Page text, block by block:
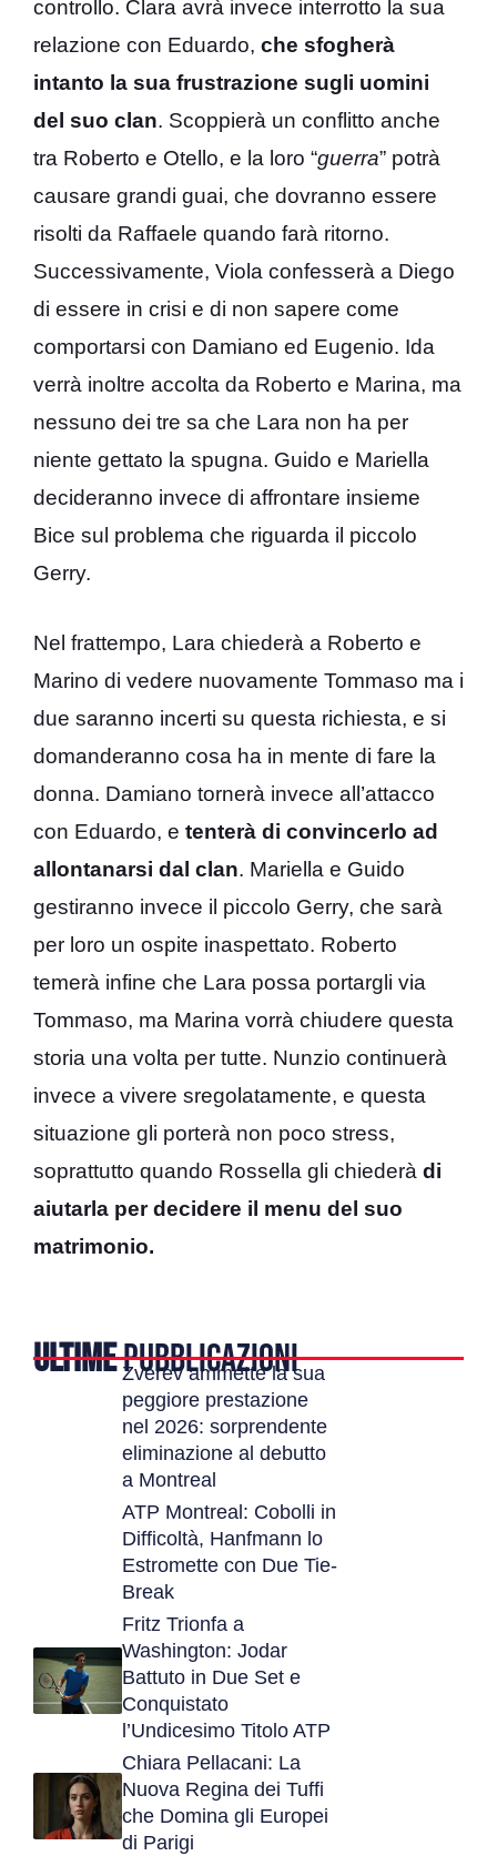
controllo. Clara avrà invece interrotto la sua
relazione con Eduardo, che sfogherà
intanto la sua frustrazione sugli uomini
del suo clan. Scoppierà un conflitto anche
tra Roberto e Otello, e la loro “guerra” potrà
causare grandi guai, che dovranno essere
risolti da Raffaele quando farà ritorno.
Successivamente, Viola confesserà a Diego
di essere in crisi e di non sapere come
comportarsi con Damiano ed Eugenio. Ida
verrà inoltre accolta da Roberto e Marina, ma
nessuno dei tre sa che Lara non ha per
niente gettato la spugna. Guido e Mariella
decideranno invece di affrontare insieme
Bice sul problema che riguarda il piccolo
Gerry.
Nel frattempo, Lara chiederà a Roberto e
Marino di vedere nuovamente Tommaso ma i
due saranno incerti su questa richiesta, e si
domanderanno cosa ha in mente di fare la
donna. Damiano tornerà invece all’attacco
con Eduardo, e tenterà di convincerlo ad
allontanarsi dal clan. Mariella e Guido
gestiranno invece il piccolo Gerry, che sarà
per loro un ospite inaspettato. Roberto
temerà infine che Lara possa portargli via
Tommaso, ma Marina vorrà chiudere questa
storia una volta per tutte. Nunzio continuerà
invece a vivere sregolatamente, e questa
situazione gli porterà non poco stress,
soprattutto quando Rossella gli chiederà di
aiutarla per decidere il menu del suo
matrimonio.
ULTIMEPUBBLICAZIONI
Zverev ammette la sua
peggiore prestazione
nel 2026: sorprendente
eliminazione al debutto
a Montreal
ATP Montreal: Cobolli in
Difficoltà, Hanfmann lo
Estromette con Due Tie-
Break
Fritz Trionfa a
Washington: Jodar
Battuto in Due Set e
Conquistato
l’Undicesimo Titolo ATP
Chiara Pellacani: La
Nuova Regina dei Tuffi
che Domina gli Europei
di Parigi